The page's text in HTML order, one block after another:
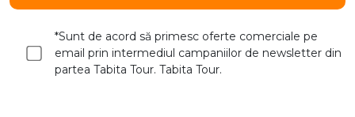
*Sunt de acord să primesc oferte comerciale pe
email prin intermediul campaniilor de newsletter din
partea Tabita Tour. Tabita Tour.